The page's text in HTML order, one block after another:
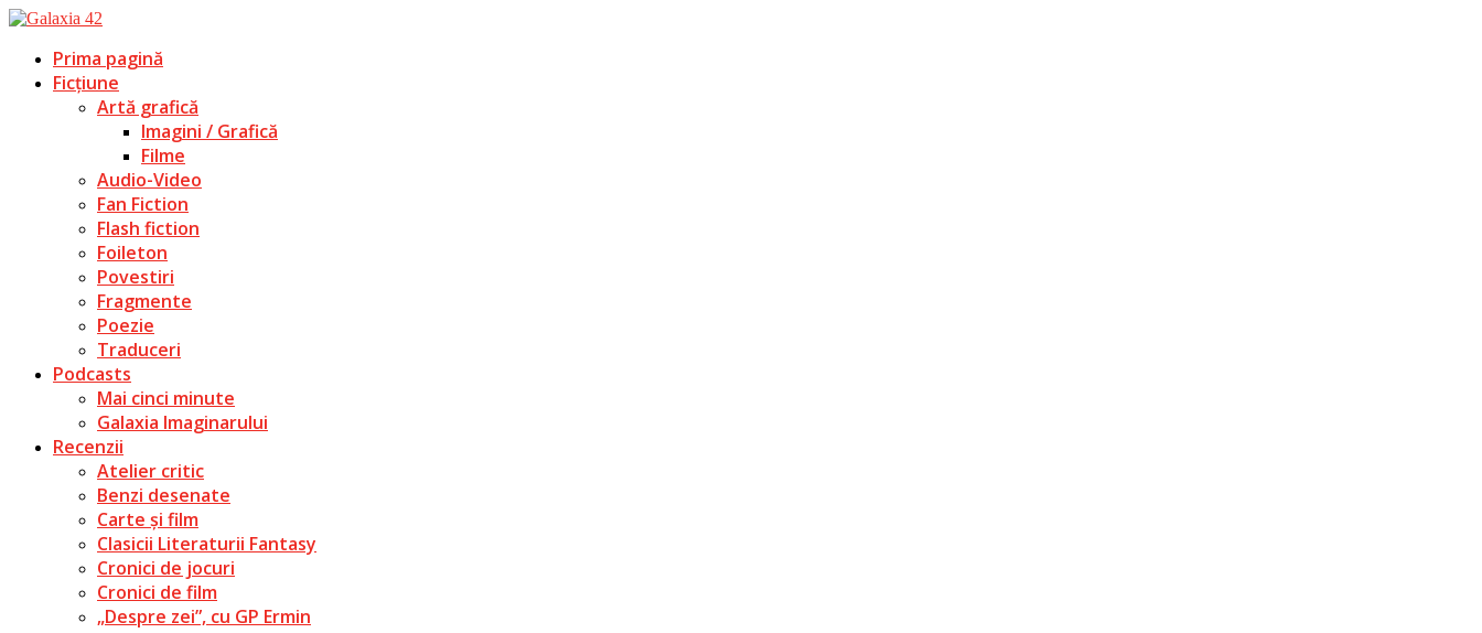
Prima pagină
Ficțiune
Artă grafică
Imagini / Grafică
Filme
Audio-Video
Fan Fiction
Flash fiction
Foileton
Povestiri
Fragmente
Poezie
Traduceri
Podcasts
Mai cinci minute
Galaxia Imaginarului
Recenzii
Atelier critic
Benzi desenate
Carte și film
Clasicii Literaturii Fantasy
Cronici de jocuri
Cronici de film
„Despre zei”, cu GP Ermin